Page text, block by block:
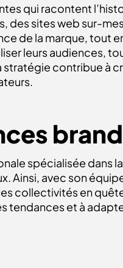
qui racontent
des sites web sur-
de la marque, tout
leurs audiences,
contribue à
spécialisée dans
Ainsi, avec son
collectivités en
tendances et à